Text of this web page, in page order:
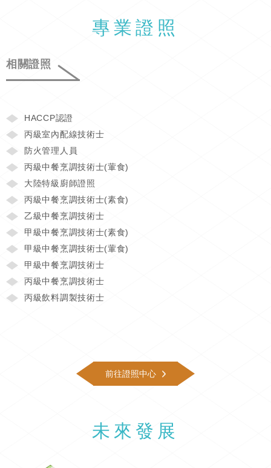
專業證照
相關證照
HACCP認證
丙級室內配線技術士
防火管理人員
丙級中餐烹調技術士(葷食)
大陸特級廚師證照
丙級中餐烹調技術士(素食)
乙級中餐烹調技術士
甲級中餐烹調技術士(素食)
甲級中餐烹調技術士(葷食)
甲級中餐烹調技術士
丙級中餐烹調技術士
丙級飲料調製技術士
前往證照中心
未來發展